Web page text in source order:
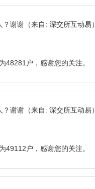
？谢谢 （来自: 深交所互动易）
48281户，感谢您的关注。
？谢谢 （来自: 深交所互动易）
49112户，感谢您的关注。